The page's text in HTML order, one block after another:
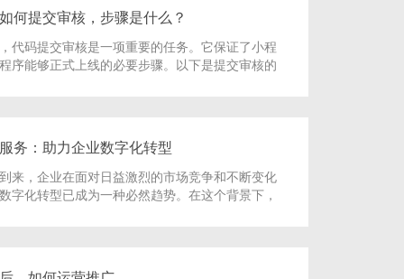
何提交审核，步骤是什么？
代码提交审核是一项重要的任务。它保证了小程
序能够正式上线的必要步骤。以下是提交审核的
务：助力企业数字化转型
来，企业在面对日益激烈的市场竞争和不断变化
字化转型已成为一种必然趋势。在这个背景下，